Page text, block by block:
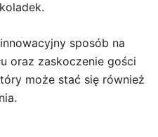
sposób na
oraz zaskoczenie gości
może stać się również